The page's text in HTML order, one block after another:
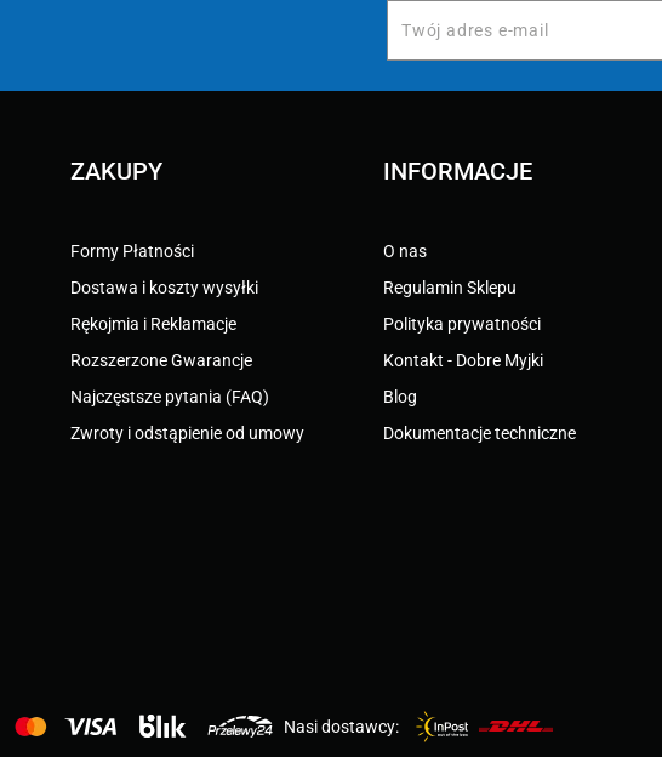
ZAKUPY
Formy Płatności
Dostawa i koszty wysyłki
Rękojmia i Reklamacje
Rozszerzone Gwarancje
Najczęstsze pytania (FAQ)
Zwroty i odstąpienie od umowy
INFORMACJE
O nas
Regulamin Sklepu
Polityka prywatności
Kontakt - Dobre Myjki
Blog
Dokumentacje techniczne
Nasi dostawcy: